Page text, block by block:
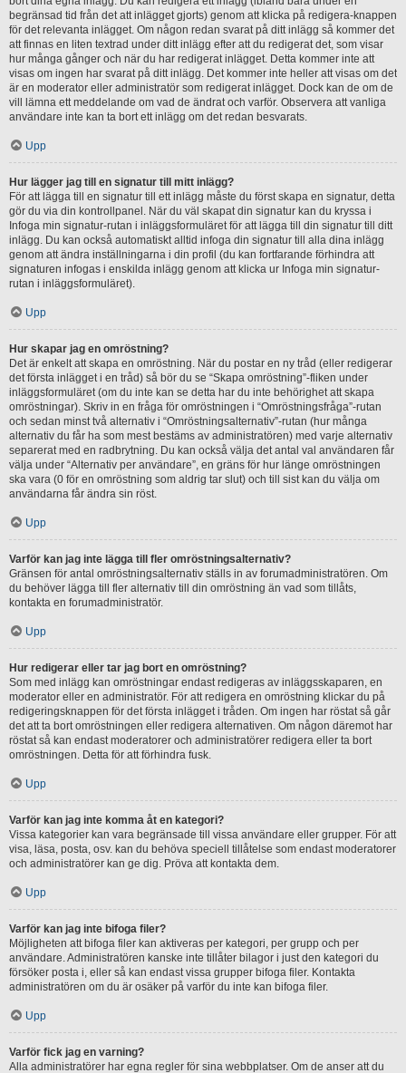
begränsad tid från det att inlägget gjorts) genom att klicka på redigera-knappen
för det relevanta inlägget. Om någon redan svarat på ditt inlägg så kommer det
att finnas en liten textrad under ditt inlägg efter att du redigerat det, som visar
hur många gånger och när du har redigerat inlägget. Detta kommer inte att
visas om ingen har svarat på ditt inlägg. Det kommer inte heller att visas om det
är en moderator eller administratör som redigerat inlägget. Dock kan de om de
vill lämna ett meddelande om vad de ändrat och varför. Observera att vanliga
användare inte kan ta bort ett inlägg om det redan besvarats.
Upp
Hur lägger jag till en signatur till mitt inlägg?
För att lägga till en signatur till ett inlägg måste du först skapa en signatur, detta
gör du via din kontrollpanel. När du väl skapat din signatur kan du kryssa i
Infoga min signatur-rutan i inläggsformuläret för att lägga till din signatur till ditt
inlägg. Du kan också automatiskt alltid infoga din signatur till alla dina inlägg
genom att ändra inställningarna i din profil (du kan fortfarande förhindra att
signaturen infogas i enskilda inlägg genom att klicka ur Infoga min signatur-
rutan i inläggsformuläret).
Upp
Hur skapar jag en omröstning?
Det är enkelt att skapa en omröstning. När du postar en ny tråd (eller redigerar
det första inlägget i en tråd) så bör du se “Skapa omröstning”-fliken under
inläggsformuläret (om du inte kan se detta har du inte behörighet att skapa
omröstningar). Skriv in en fråga för omröstningen i “Omröstningsfråga”-rutan
och sedan minst två alternativ i “Omröstningsalternativ”-rutan (hur många
alternativ du får ha som mest bestäms av administratören) med varje alternativ
separerat med en radbrytning. Du kan också välja det antal val användaren får
välja under “Alternativ per användare”, en gräns för hur länge omröstningen
ska vara (0 för en omröstning som aldrig tar slut) och till sist kan du välja om
användarna får ändra sin röst.
Upp
Varför kan jag inte lägga till fler omröstningsalternativ?
Gränsen för antal omröstningsalternativ ställs in av forumadministratören. Om
du behöver lägga till fler alternativ till din omröstning än vad som tillåts,
kontakta en forumadministratör.
Upp
Hur redigerar eller tar jag bort en omröstning?
Som med inlägg kan omröstningar endast redigeras av inläggsskaparen, en
moderator eller en administratör. För att redigera en omröstning klickar du på
redigeringsknappen för det första inlägget i tråden. Om ingen har röstat så går
det att ta bort omröstningen eller redigera alternativen. Om någon däremot har
röstat så kan endast moderatorer och administratörer redigera eller ta bort
omröstningen. Detta för att förhindra fusk.
Upp
Varför kan jag inte komma åt en kategori?
Vissa kategorier kan vara begränsade till vissa användare eller grupper. För att
visa, läsa, posta, osv. kan du behöva speciell tillåtelse som endast moderatorer
och administratörer kan ge dig. Pröva att kontakta dem.
Upp
Varför kan jag inte bifoga filer?
Möjligheten att bifoga filer kan aktiveras per kategori, per grupp och per
användare. Administratören kanske inte tillåter bilagor i just den kategori du
försöker posta i, eller så kan endast vissa grupper bifoga filer. Kontakta
administratören om du är osäker på varför du inte kan bifoga filer.
Upp
Varför fick jag en varning?
Alla administratörer har egna regler för sina webbplatser. Om de anser att du